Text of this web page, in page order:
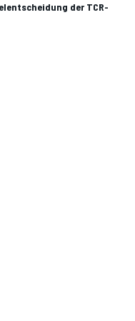
der TCR-